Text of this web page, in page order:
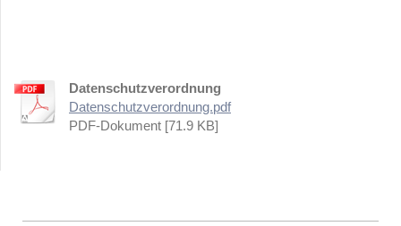
Datenschutzverordnung
Datenschutzverordnung.pdf
PDF-Dokument [71.9 KB]